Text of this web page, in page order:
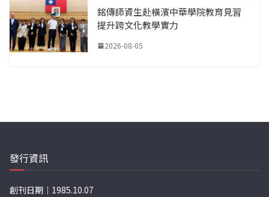
銘傳師資生赴橫濱中華學院教育見習
提升跨文化教學實力
2026-08-05
發行資訊
創刊日期｜1985.10.07